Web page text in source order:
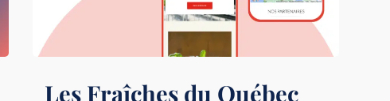
Les Fraîches du Québec